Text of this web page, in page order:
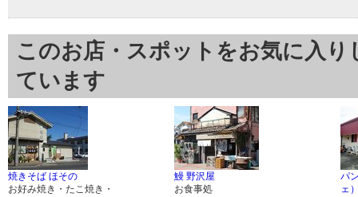
このお店・スポットをお気に入
ています
焼きそば ほその
お好み焼き・たこ焼き・
鰻 野沢屋
お食事処
パ
ェ